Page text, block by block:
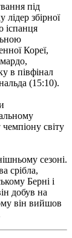
під
збірної
іспанця
Кореї,
в півфінал
(15:10).
світу
сезоні.
срібла,
Берні і
добув на
він вийшов